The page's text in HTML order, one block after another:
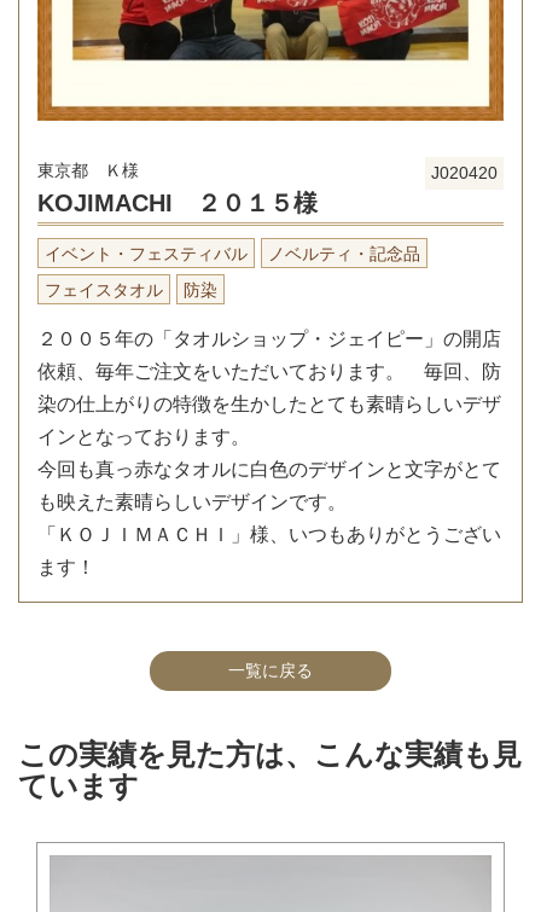
J020420
東京都 Ｋ様
KOJIMACHI ２０１５様
イベント・フェスティバル
ノベルティ・記念品
フェイスタオル
防染
２００５年の「タオルショップ・ジェイピー」の開店
依頼、毎年ご注文をいただいております。 毎回、防
染の仕上がりの特徴を生かしたとても素晴らしいデザ
インとなっております。
今回も真っ赤なタオルに白色のデザインと文字がとて
も映えた素晴らしいデザインです。
「ＫＯＪＩＭＡＣＨＩ」様、いつもありがとうござい
ます！
一覧に戻る
この実績を見た方は、こんな実績も見
ています